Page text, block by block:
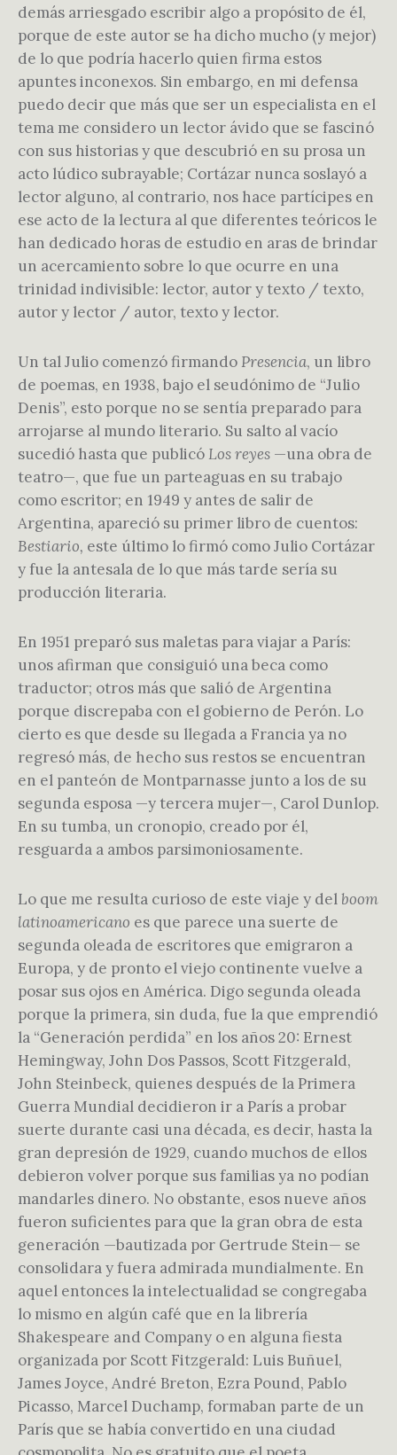
demás arriesgado escribir algo a propósito de él,
porque de este autor se ha dicho mucho (y mejor)
de lo que podría hacerlo quien firma estos
apuntes inconexos. Sin embargo, en mi defensa
puedo decir que más que ser un especialista en el
tema me considero un lector ávido que se fascinó
con sus historias y que descubrió en su prosa un
acto lúdico subrayable; Cortázar nunca soslayó a
lector alguno, al contrario, nos hace partícipes en
ese acto de la lectura al que diferentes teóricos le
han dedicado horas de estudio en aras de brindar
un acercamiento sobre lo que ocurre en una
trinidad indivisible: lector, autor y texto / texto,
autor y lector / autor, texto y lector.
Un tal Julio comenzó firmando Presencia, un libro
de poemas, en 1938, bajo el seudónimo de “Julio
Denis”, esto porque no se sentía preparado para
arrojarse al mundo literario. Su salto al vacío
sucedió hasta que publicó Los reyes —una obra de
teatro—, que fue un parteaguas en su trabajo
como escritor; en 1949 y antes de salir de
Argentina, apareció su primer libro de cuentos:
Bestiario, este último lo firmó como Julio Cortázar
y fue la antesala de lo que más tarde sería su
producción literaria.
En 1951 preparó sus maletas para viajar a París:
unos afirman que consiguió una beca como
traductor; otros más que salió de Argentina
porque discrepaba con el gobierno de Perón. Lo
cierto es que desde su llegada a Francia ya no
regresó más, de hecho sus restos se encuentran
en el panteón de Montparnasse junto a los de su
segunda esposa —y tercera mujer—, Carol Dunlop.
En su tumba, un cronopio, creado por él,
resguarda a ambos parsimoniosamente.
Lo que me resulta curioso de este viaje y delboom
latinoamericano es que parece una suerte de
segunda oleada de escritores que emigraron a
Europa, y de pronto el viejo continente vuelve a
posar sus ojos en América. Digo segunda oleada
porque la primera, sin duda, fue la que emprendió
la “Generación perdida” en los años 20: Ernest
Hemingway, John Dos Passos, Scott Fitzgerald,
John Steinbeck, quienes después de la Primera
Guerra Mundial decidieron ir a París a probar
suerte durante casi una década, es decir, hasta la
gran depresión de 1929, cuando muchos de ellos
debieron volver porque sus familias ya no podían
mandarles dinero. No obstante, esos nueve años
fueron suficientes para que la gran obra de esta
generación —bautizada por Gertrude Stein— se
consolidara y fuera admirada mundialmente. En
aquel entonces la intelectualidad se congregaba
lo mismo en algún café que en la librería
Shakespeare and Company o en alguna fiesta
organizada por Scott Fitzgerald: Luis Buñuel,
James Joyce, André Breton, Ezra Pound, Pablo
Picasso, Marcel Duchamp, formaban parte de un
París que se había convertido en una ciudad